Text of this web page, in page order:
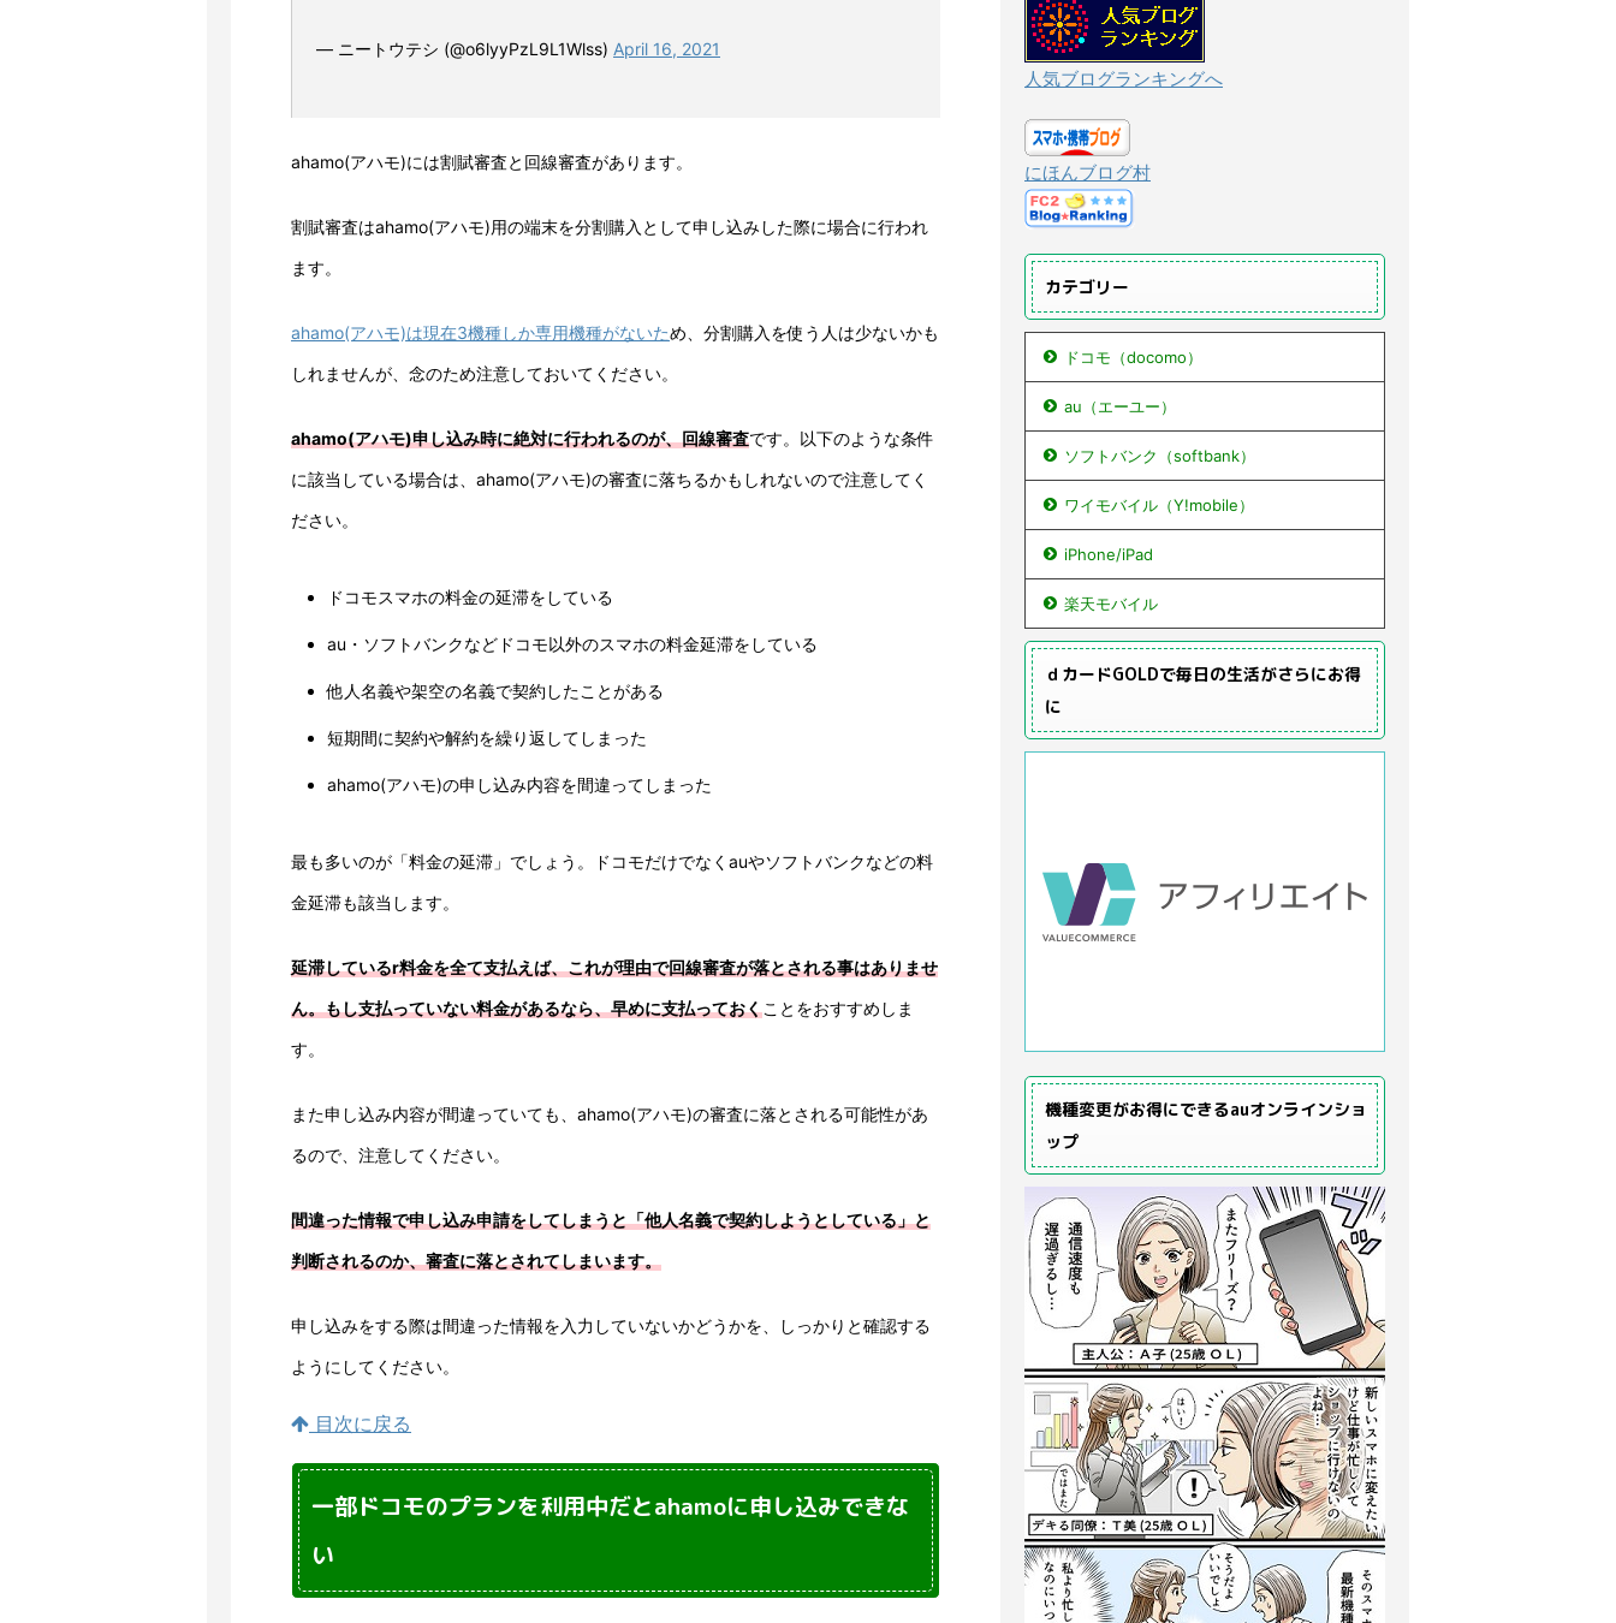
— ニートウテシ (@o6lyyPzL9L1Wlss) April 16, 2021
ahamo(アハモ)には割賦審査と回線審査があります。
割賦審査はahamo(アハモ)用の端末を分割購入として申し込みした際に場合に行われ
ます。
ahamo(アハモ)は現在3機種しか専用機種がないため、分割購入を使う人は少ないかも
しれませんが、念のため注意しておいてください。
ahamo(アハモ)申し込み時に絶対に行われるのが、回線審査です。以下のような条件
に該当している場合は、ahamo(アハモ)の審査に落ちるかもしれないので注意してく
ださい。
ドコモスマホの料金の延滞をしている
au・ソフトバンクなどドコモ以外のスマホの料金延滞をしている
他人名義や架空の名義で契約したことがある
短期間に契約や解約を繰り返してしまった
ahamo(アハモ)の申し込み内容を間違ってしまった
最も多いのが「料金の延滞」でしょう。ドコモだけでなくauやソフトバンクなどの料
金延滞も該当します。
延滞しているr料金を全て支払えば、これが理由で回線審査が落とされる事はありませ
ん。もし支払っていない料金があるなら、早めに支払っておくことをおすすめしま
す。
また申し込み内容が間違っていても、ahamo(アハモ)の審査に落とされる可能性があ
るので、注意してください。
間違った情報で申し込み申請をしてしまうと「他人名義で契約しようとしている」と
判断されるのか、審査に落とされてしまいます。
申し込みをする際は間違った情報を入力していないかどうかを、しっかりと確認する
ようにしてください。
目次に戻る
一部ドコモのプランを利用中だとahamoに申し込みできな
い
人気ブログランキングへ
にほんブログ村
カテゴリー
ドコモ（docomo）
au（エーユー）
ソフトバンク（softbank）
ワイモバイル（Y!mobile）
iPhone/iPad
楽天モバイル
ｄカードGOLDで毎日の生活がさらにお得
に
機種変更がお得にできるauオンラインショ
ップ